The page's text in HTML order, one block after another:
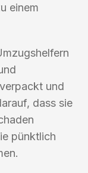
einem
und
dass sie
pünktlich